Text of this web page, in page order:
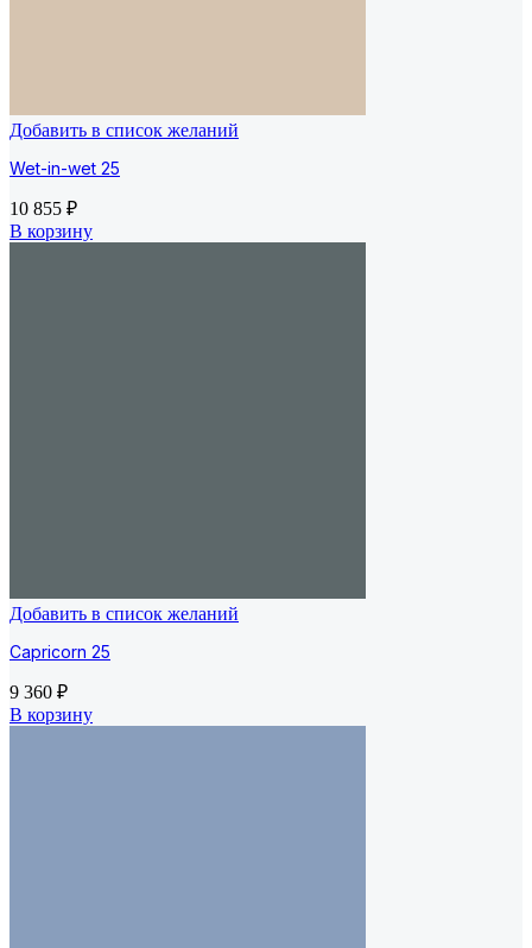
Добавить в список желаний
Wet-in-wet 25
10 855 ₽
В корзину
Добавить в список желаний
Capricorn 25
9 360 ₽
В корзину